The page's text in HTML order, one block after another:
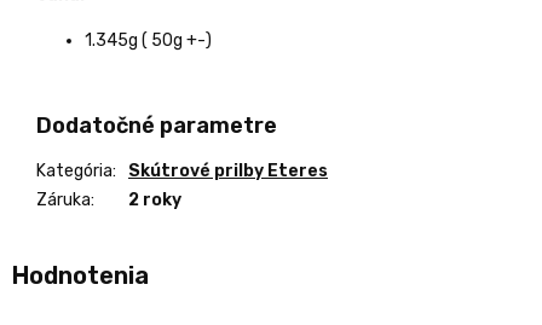
1.345g ( 50g +-)
Dodatočné parametre
Kategória:
Skútrové prilby Eteres
Záruka: 2 roky